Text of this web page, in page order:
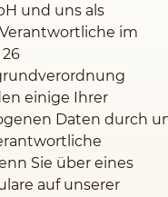
und uns als
im
einige Ihrer
Daten durch
Sie über eines
auf unserer